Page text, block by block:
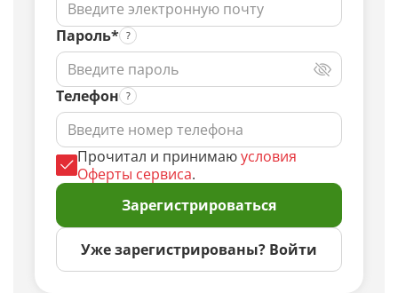
Пароль*
Телефон
Прочитал и принимаюусловия
Оферты сервиса.
Зарегистрироваться
Уже зарегистрированы? Войти